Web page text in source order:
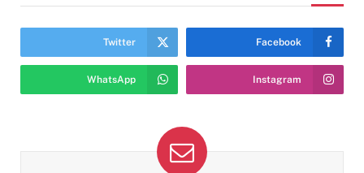
Facebook
Twitter
Instagram
WhatsApp